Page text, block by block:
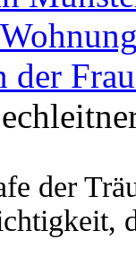
der
der